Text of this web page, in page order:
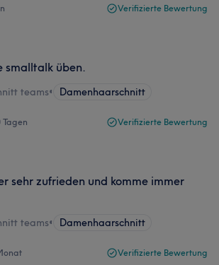
Verifizierte Bewertung
smalltalk üben.
teams• Damenhaarschnitt
Tagen Verifizierte Bewertung
sehr zufrieden und komme immer
teams• Damenhaarschnitt
Verifizierte Bewertung